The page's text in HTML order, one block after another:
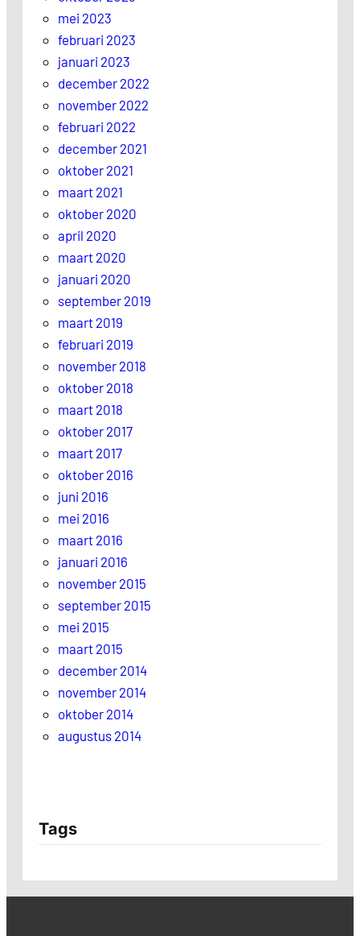
mei 2023
februari 2023
januari 2023
december 2022
november 2022
februari 2022
december 2021
oktober 2021
maart 2021
oktober 2020
april 2020
maart 2020
januari 2020
september 2019
maart 2019
februari 2019
november 2018
oktober 2018
maart 2018
oktober 2017
maart 2017
oktober 2016
juni 2016
mei 2016
maart 2016
januari 2016
november 2015
september 2015
mei 2015
maart 2015
december 2014
november 2014
oktober 2014
augustus 2014
Tags